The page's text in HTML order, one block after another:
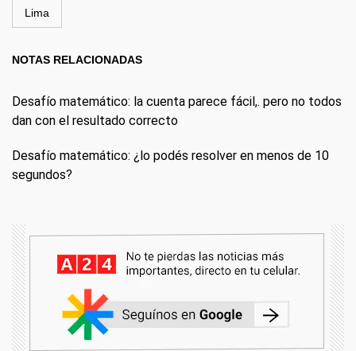
Lima
NOTAS RELACIONADAS
Desafío matemático: la cuenta parece fácil,. pero no todos
dan con el resultado correcto
Desafío matemático: ¿lo podés resolver en menos de 10
segundos?